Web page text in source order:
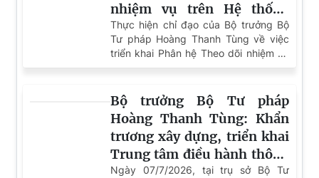
binh đang công tác tại Cục.
nhiệm vụ trên Hệ thống
Quản lý văn bản và điều
hành
Thực hiện chỉ đạo của Bộ trưởng Bộ
Tư pháp Hoàng Thanh Tùng về việc
triển khai Phân hệ Theo dõi nhiệm vụ
trên Hệ thống Quản lý văn bản và
ngày 23/7/2026, Cục Công nghệ
thông tin tổ chức lớp tập huấn, hướng
dẫn sử dụng Phân hệ Theo dõi nhiệm
vụ trên Hệ thống Quản lý văn bản và
điều hành. Tham dự lớp tập huấn có
đại diện Lãnh đạo các đơn vị thuộc Bộ
Bộ trưởng Bộ Tư pháp
Hoàng Thanh Tùng: Khẩn
trương xây dựng, triển khai
Trung tâm điều hành thông
minh và nâng cao hiệu quả
Ngày 07/7/2026, tại trụ sở Bộ Tư